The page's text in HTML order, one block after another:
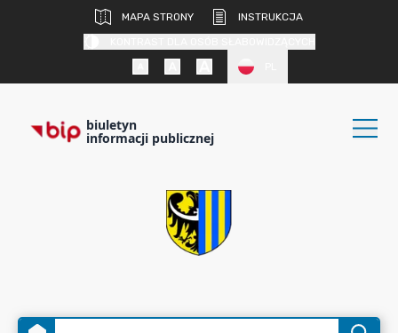
MAPA STRONY
INSTRUKCJA
biuletyn
informacji publicznej